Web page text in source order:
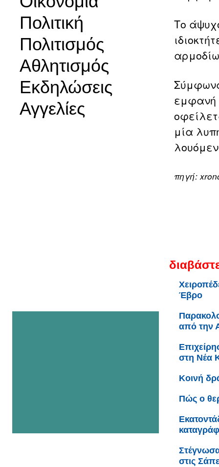
Πολιτική
Πολιτισμός
Αθλητισμός
Εκδηλώσεις
Αγγελίες
Το
εμφανή
μία
πηγή:
Έβρο
από την
στη Νέα
Κοινή
Πώς ο
στις